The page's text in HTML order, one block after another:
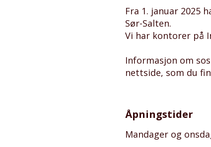
Fra 1. januar 2025
Sør-Salten.
Vi har kontorer på
Informasjon om
nettside, som du
Åpningstider
Mandager og